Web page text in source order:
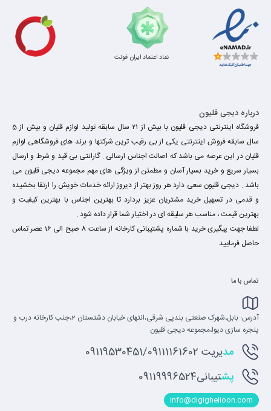
نماد اعتماد ایران فونت
درباره دیجی قلیون
فروشگاه اینترنتی دیجی قلیون با بیش از ۲۱ سال سابقه تولید لوازم قلیان و بیش از 5
سال سابقه فروش اینترنتی یکی از بی رقیب ترین شرکتها و برند های فروشگاهی لوازم
قلیان در این عرصه می باشد که اصالت اجناس ارسالی . گارانتی بی قید و شرط و ارسال
بسیار سریع و خرید بسیار آسان و مطمئن از ویژگی های مهم مجموعه دیجی قلیون می
باشد . دیجی قلیون سعی دارد هر روز بهتر از دیروز ارائه خدمات خویش را ارتقا بخشیده
و قدمی در تسهیل خرید مشتریان عزیز بردارد تا بهترین اجناس با بهترین کیفیت و
بهترین قیمت ، مناسب هر سلیقه ای در اختیار شما قرار داده شود .
لطفا جهت پیگیری خرید با شماره پشتیبانی کارخانه از ساعت 8 صبح الی 16 عصر تماس
حاصل فرمایید
تماس با ما
آدرس: بابل،شهرک صنعتی بندپی شرقی،انتهای خیابان دشتستان 2،جنب کارخانه درب و
پنجره سازی دیوا،مجموعه دیجی قلیون
مدیریت 09119530451/09111161602
پشتیبانی09119996524
info@digighelioon.com